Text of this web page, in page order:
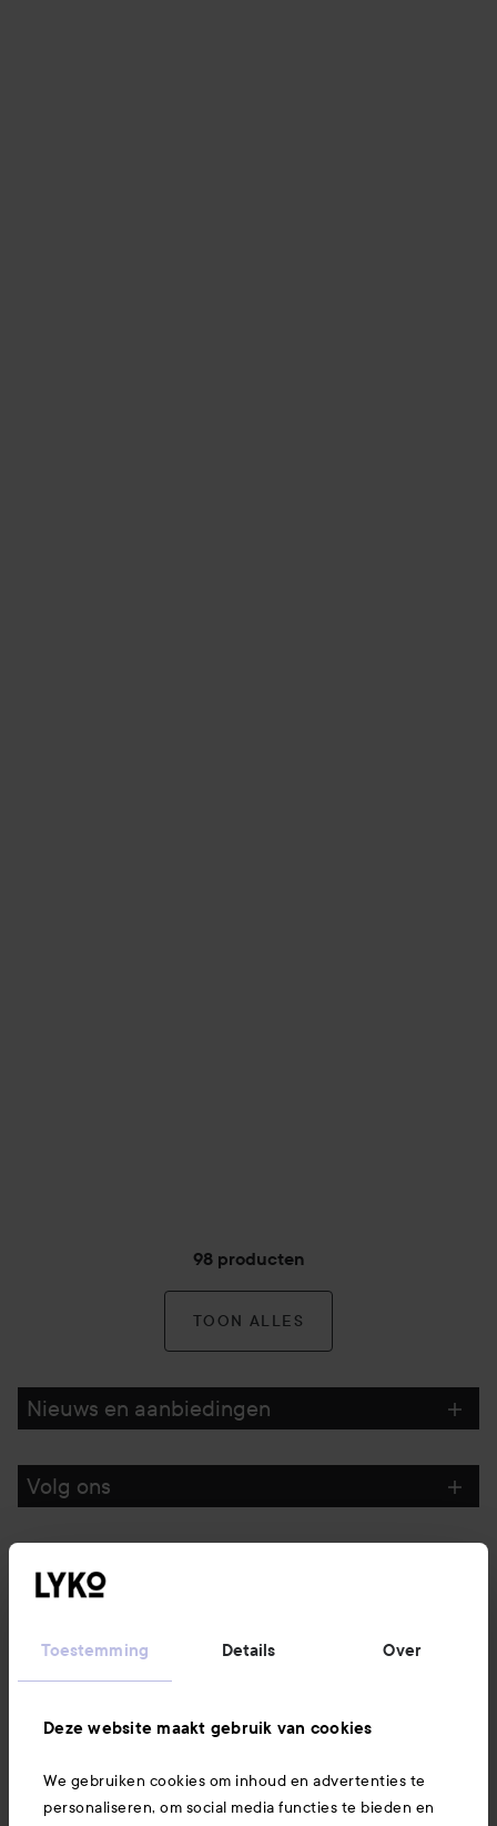
Toestemming Details Over
Deze website maakt gebruik van cookies
We gebruiken cookies om inhoud en advertenties te
personaliseren, om social media functies te bieden en
98 producten
TOON ALLES
Nieuws en aanbiedingen
Volg ons
Informatie
Ook interessant
Download hier onze app